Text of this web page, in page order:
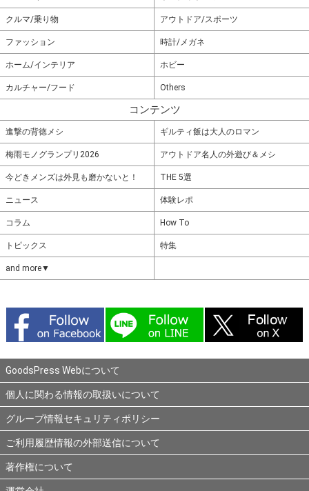
クルマ/乗り物 アウトドア/スポーツ
ファッション 時計/メガネ
ホーム/インテリア ホビー
カルチャー/フード Others
コンテンツ
進撃の背徳メシ ギルティ飯は大人のロマン
梅雨モノグランプリ2026 アウトドア名人の外遊び＆メシ
今どきメンズは外見も磨かないと！ THE 5選
ニュース 体験レポ
コラム How To
トピックス 特集
and more▼
GoodsPress Webについて
個人に関わる情報の取扱いについて
グループ情報セキュリティポリシー
ご利用履歴情報の外部送信について
著作権について